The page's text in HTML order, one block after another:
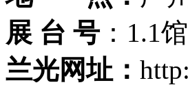
展 台 号：1.1
兰光网址：